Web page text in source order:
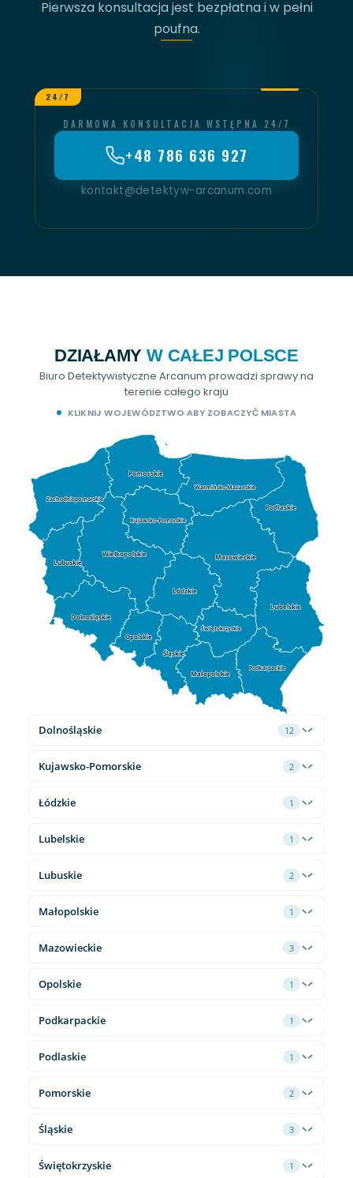
Pierwsza konsultacja jest bezpłatna i w pełni
poufna.
DARMOWA KONSULTACJA WSTĘPNA 24/7
+48 786 636 927
kontakt@detektyw-arcanum.com
24/7
DZIAŁAMYW CAŁEJ POLSCE
Biuro Detektywistyczne Arcanum prowadzi sprawy na
terenie całego kraju
KLIKNIJ WOJEWÓDZTWO ABY ZOBACZYĆ MIASTA
Dolnośląskie
Kujawsko-Pomorskie
Łódzkie
Lubelskie
Lubuskie
Małopolskie
Mazowieckie
Opolskie
Podkarpackie
Podlaskie
Pomorskie
Śląskie
Świętokrzyskie
Warmińsko-Mazurskie
Wielkopolskie
Zachodniopomorskie
Dolnośląskie 12
Kujawsko-Pomorskie 2
Łódzkie 1
Lubelskie 1
Lubuskie 2
Małopolskie 1
Mazowieckie 3
Opolskie 1
Podkarpackie 1
Podlaskie 1
Pomorskie 2
Śląskie 3
Świętokrzyskie 1